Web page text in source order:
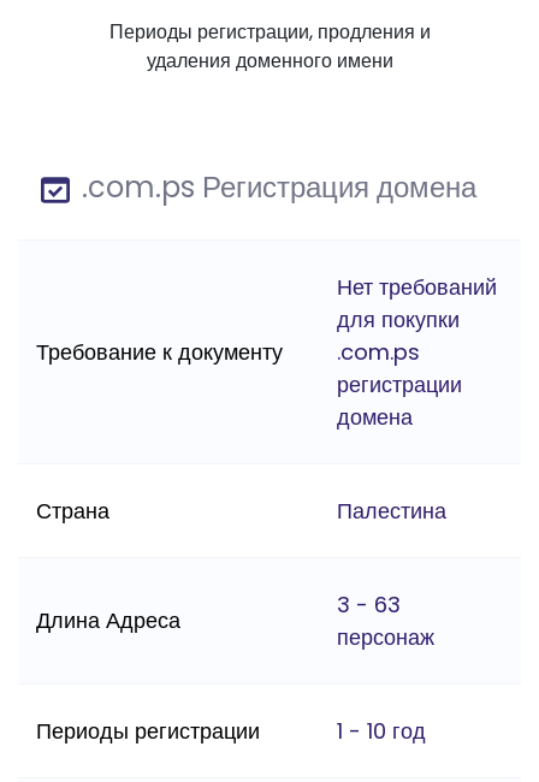
Периоды регистрации, продления и
удаления доменного имени
.com.ps Регистрация домена
Требование к документу
Нет требований
для покупки
.com.ps
регистрации
домена
Страна Палестина
Длина Адреса
3 - 63
персонаж
Периоды регистрации 1 - 10 год